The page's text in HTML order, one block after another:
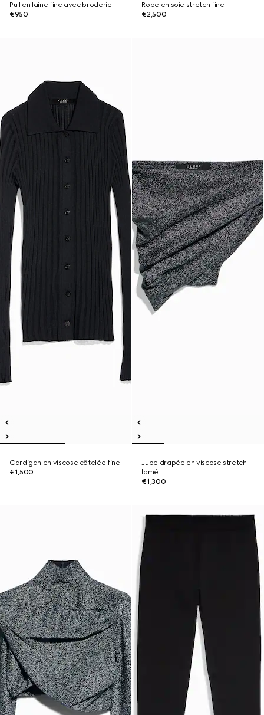
Pull en laine fine avec broderie
€950
Robe en soie stretch fine
€2,500
Cardigan en viscose côtelée fine
€1,500
Jupe drapée en viscose stretch
lamé
€1,300